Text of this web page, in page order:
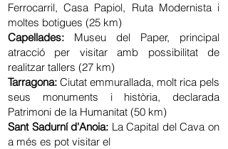
Ferrocarril, Casa Papiol, Ruta Modernista i
moltes botigues (25 km)
Capellades: Museu del Paper, principal
atracció per visitar amb possibilitat de
realitzar tallers (27 km)
Tarragona: Ciutat emmurallada, molt rica pels
seus monuments i història, declarada
Patrimoni de la Humanitat (50 km)
Sant Sadurní d'Anoia: La Capital del Cava on
a més es pot visitar el